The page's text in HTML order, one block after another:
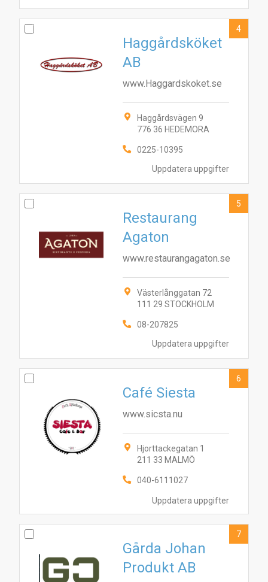
Uppdatera uppgifter
Haggårdsköket
AB
www.Haggardskoket.se
Haggårdsvägen 9
776 36 HEDEMORA
0225-10395
4
Uppdatera uppgifter
Restaurang
Agaton
www.restaurangagaton.se
Västerlånggatan 72
111 29 STOCKHOLM
08-207825
5
Uppdatera uppgifter
Café Siesta
www.sicsta.nu
Hjorttackegatan 1
211 33 MALMÖ
040-6111027
6
Gårda Johan
Produkt AB
7